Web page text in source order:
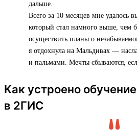
дальше.
Всего за 10 месяцев мне удалось
который стал намного выше, чем
осуществить планы о
я отдохнула на Мальдивах —
и пальмами. Мечты сбываются,
Как устроено
в 2ГИС